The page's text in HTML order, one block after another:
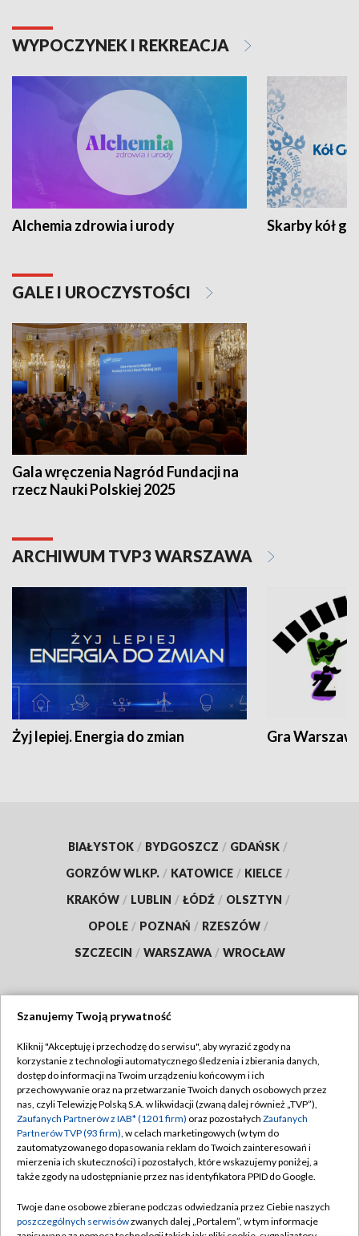
WYPOCZYNEK I REKREACJA
Alchemia zdrowia i urody Skarby kół
GALE I UROCZYSTOŚCI
Gala wręczenia Nagród Fundacji na
rzecz Nauki Polskiej 2025
ARCHIWUM TVP3 WARSZAWA
Żyj lepiej. Energia do zmian Gra
BIAŁYSTOK / BYDGOSZCZ / GDAŃSK /
GORZÓW WLKP. / KATOWICE / KIELCE /
KRAKÓW / LUBLIN / ŁÓDŹ / OLSZTYN /
OPOLE / POZNAŃ / RZESZÓW /
SZCZECIN / WARSZAWA / WROCŁAW
TVP
Abonament TVP
Emisja w TVP
Centrum informacji TVP
Naziemna Telewizja Cyfrowa
Rada Programowa
Regulamin TVP
Polityka prywatności
Moje zgody
Pomoc
Kontakt
Szanujemy Twoją prywatność
Kliknij "Akceptuję i przechodzę do serwisu", aby wyrazić zgody na
korzystanie z technologii automatycznego śledzenia i zbierania danych,
dostęp do informacji na Twoim urządzeniu końcowym i ich
przechowywanie oraz na przetwarzanie Twoich danych osobowych przez
nas, czyli Telewizję Polską S.A. w likwidacji (zwaną dalej również „TVP”),
Zaufanych Partnerów z IAB* (1201 firm) oraz pozostałych Zaufanych
Partnerów TVP (93 firm), w celach marketingowych (w tym do
zautomatyzowanego dopasowania reklam do Twoich zainteresowań i
mierzenia ich skuteczności) i pozostałych, które wskazujemy poniżej, a
także zgody na udostępnianie przez nas identyfikatora PPID do Google.
Twoje dane osobowe zbierane podczas odwiedzania przez Ciebie naszych
poszczególnych serwisówzwanych dalej „Portalem”, w tym informacje